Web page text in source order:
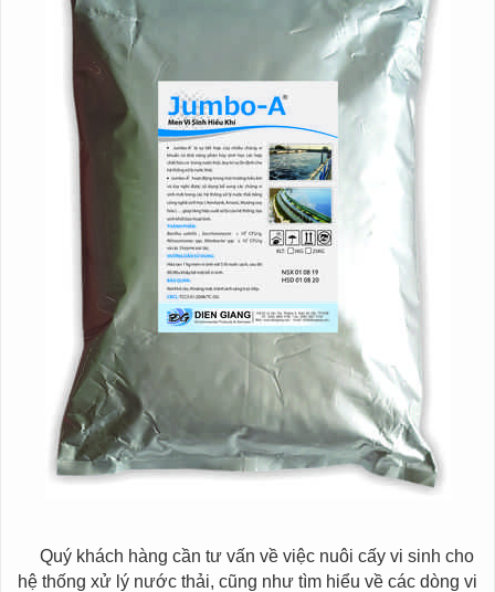
Quý khách hàng cần tư vấn về việc nuôi cấy vi sinh cho
hệ thống xử lý nước thải, cũng như tìm hiểu về các dòng vi